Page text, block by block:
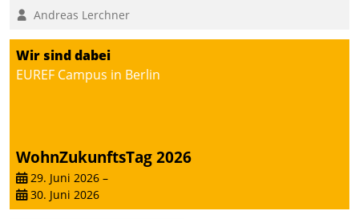
Andreas Lerchner
Wir sind dabei
EUREF Campus in Berlin
WohnZukunftsTag 2026
29. Juni 2026 –
30. Juni 2026